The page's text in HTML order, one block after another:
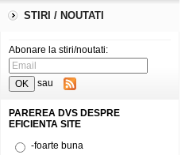
STIRI / NOUTATI
Abonare la stiri/noutati:
sau
PAREREA DVS DESPRE
EFICIENTA SITE
-foarte buna